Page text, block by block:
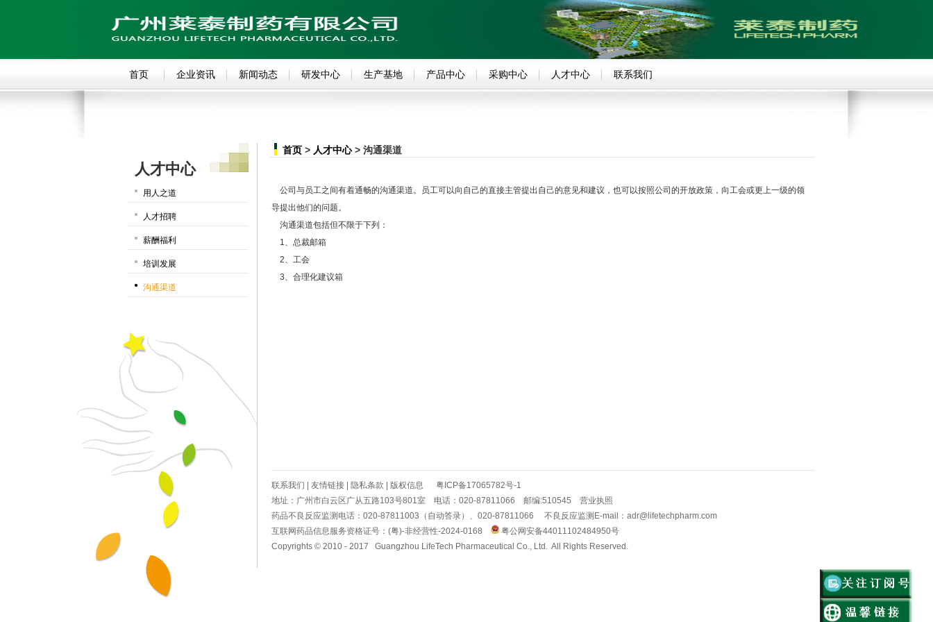
首页 企业资讯 新闻动态 研发中心 生产基地 产品中心 采购中心 人才中心 联系我们
人才中心
用人之道
人才招聘
薪酬福利
培训发展
沟通渠道
首页 > 人才中心> 沟通渠道
公司与员工之间有着通畅的沟通渠道。员工可以向自己的直接主管提出自己的意见和建议，也可以按照公司的开放政策，向工会或更上一级的领
导提出他们的问题。
沟通渠道包括但不限于下列：
1、总裁邮箱
2、工会
3、合理化建议箱
联系我们 友情链接 隐私条款 版权信息
粤ICP备17065782号-1
地址：广州市白云区广从五路103号801室 电话：020-87811066 邮编:510545 营业执照
药品不良反应监测电话：020-87811003（自动答录）、020-87811066 不良反应监测E-mail：adr@lifetechpharm.com
互联网药品信息服务资格证号：(粤)-非经营性-2024-0168
粤公网安备44011102484950号
Copyrights © 2010 - 2017 Guangzhou LifeTech Pharmaceutical Co., Ltd. All Rights Reserved.